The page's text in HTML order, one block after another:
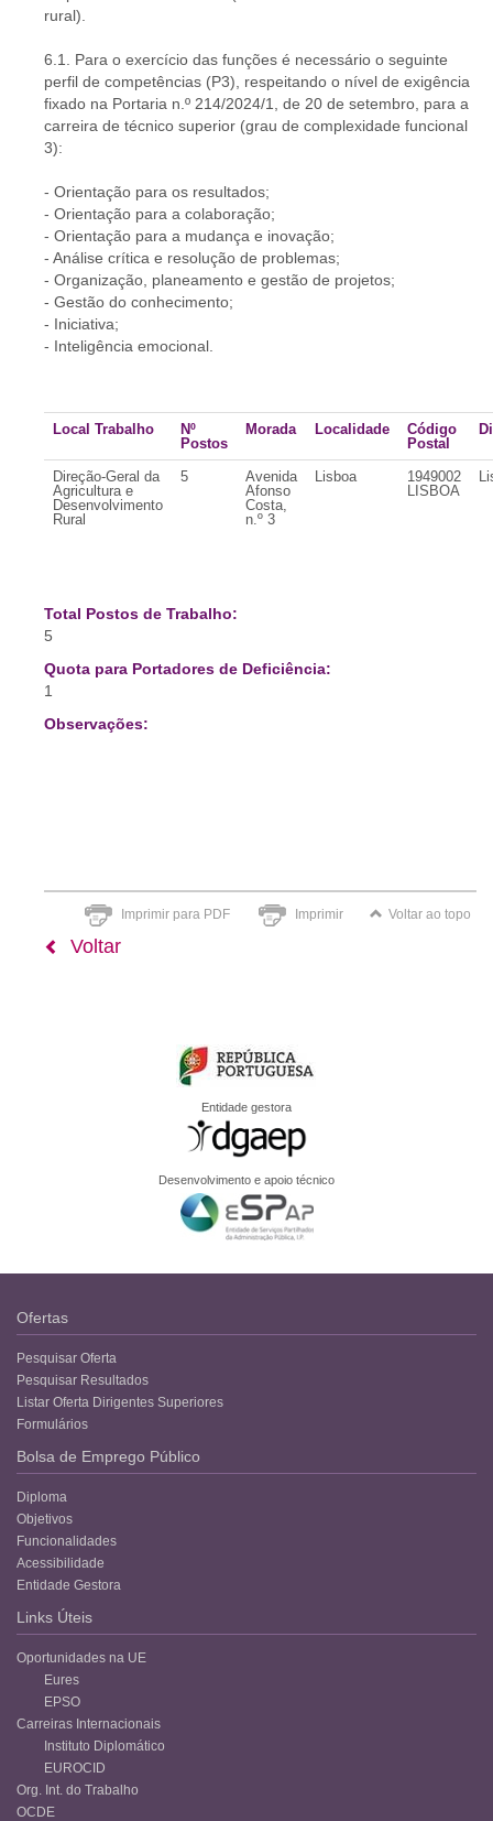
rural).
6.1. Para o exercício das funções é necessário o seguinte
perfil de competências (P3), respeitando o nível de exigência
fixado na Portaria n.º 214/2024/1, de 20 de setembro, para a
carreira de técnico superior (grau de complexidade funcional
3):
- Orientação para os resultados;
- Orientação para a colaboração;
- Orientação para a mudança e inovação;
- Análise crítica e resolução de problemas;
- Organização, planeamento e gestão de projetos;
- Gestão do conhecimento;
- Iniciativa;
- Inteligência emocional.
Local Trabalho
Nº
Postos
Morada Localidade
Código
Postal
Direção-Geral da
Agricultura e
Desenvolvimento
Rural
5
Avenida
Afonso
Costa,
n.º 3
Lisboa
1949002
LISBOA
Total Postos de Trabalho:
5
Quota para Portadores de Deficiência:
1
Observações:
Imprimir para PDF Imprimir Voltar ao topo
Voltar
Entidade gestora
Desenvolvimento e apoio técnico
Ofertas
Pesquisar Oferta
Pesquisar Resultados
Listar Oferta Dirigentes Superiores
Formulários
Bolsa de Emprego Público
Diploma
Objetivos
Funcionalidades
Acessibilidade
Entidade Gestora
Links Úteis
Oportunidades na UE
Eures
EPSO
Carreiras Internacionais
Instituto Diplomático
EUROCID
Org. Int. do Trabalho
OCDE